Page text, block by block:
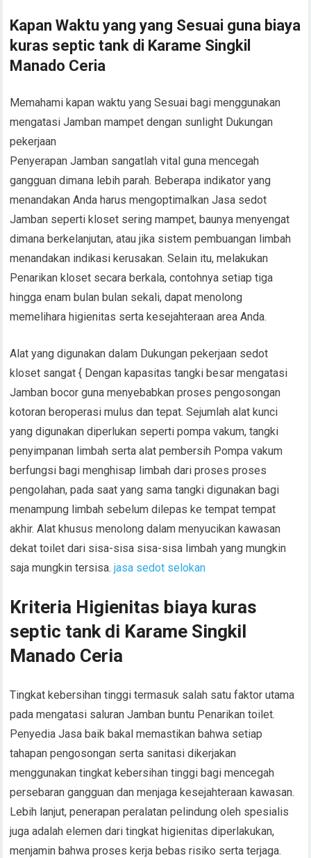
Kapan Waktu yang yang Sesuai guna biaya
kuras septic tank di Karame Singkil
Manado Ceria
Memahami kapan waktu yang Sesuai bagi menggunakan
mengatasi Jamban mampet dengan sunlight Dukungan
pekerjaan
Penyerapan Jamban sangatlah vital guna mencegah
gangguan dimana lebih parah. Beberapa indikator yang
menandakan Anda harus mengoptimalkan Jasa sedot
Jamban seperti kloset sering mampet, baunya menyengat
dimana berkelanjutan, atau jika sistem pembuangan limbah
menandakan indikasi kerusakan. Selain itu, melakukan
Penarikan kloset secara berkala, contohnya setiap tiga
hingga enam bulan bulan sekali, dapat menolong
memelihara higienitas serta kesejahteraan area Anda.
Alat yang digunakan dalam Dukungan pekerjaan sedot
kloset sangat { Dengan kapasitas tangki besar mengatasi
Jamban bocor guna menyebabkan proses pengosongan
kotoran beroperasi mulus dan tepat. Sejumlah alat kunci
yang digunakan diperlukan seperti pompa vakum, tangki
penyimpanan limbah serta alat pembersih Pompa vakum
berfungsi bagi menghisap limbah dari proses proses
pengolahan, pada saat yang sama tangki digunakan bagi
menampung limbah sebelum dilepas ke tempat tempat
akhir. Alat khusus menolong dalam menyucikan kawasan
dekat toilet dari sisa-sisa sisa-sisa limbah yang mungkin
saja mungkin tersisa.jasa sedot selokan
Kriteria Higienitas biaya kuras
septic tank di Karame Singkil
Manado Ceria
Tingkat kebersihan tinggi termasuk salah satu faktor utama
pada mengatasi saluran Jamban buntu Penarikan toilet.
Penyedia Jasa baik bakal memastikan bahwa setiap
tahapan pengosongan serta sanitasi dikerjakan
menggunakan tingkat kebersihan tinggi bagi mencegah
persebaran gangguan dan menjaga kesejahteraan kawasan.
Lebih lanjut, penerapan peralatan pelindung oleh spesialis
juga adalah elemen dari tingkat higienitas diperlakukan,
menjamin bahwa proses kerja bebas risiko serta terjaga.